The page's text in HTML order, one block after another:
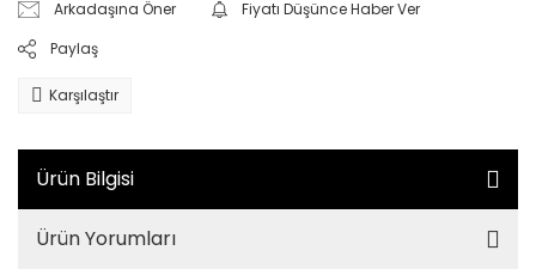
Arkadaşına Öner
Fiyatı Düşünce Haber Ver
Paylaş
Karşılaştır
Ürün Bilgisi
Ürün Yorumları